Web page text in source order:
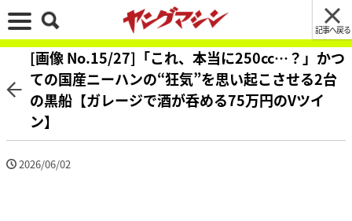
記事へ戻る
[画像 No.15/27]「これ、本当に250cc…？」かつ
ての国産ニーハンの“狂気”を思い起こさせる2台
の黒船【ガレージで酒が呑める75万円のVツイ
ン】
2026/06/02